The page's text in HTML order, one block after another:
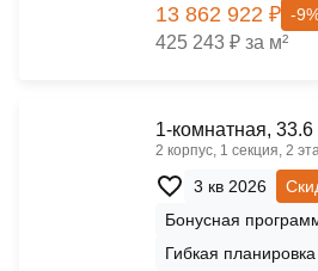
13 862 922 ₽ -
425 243 ₽ за м²
1-комнатная, 33.6
2 корпус, 1 секция, 2
3 кв 2026
Бонусная
Гибкая планировка